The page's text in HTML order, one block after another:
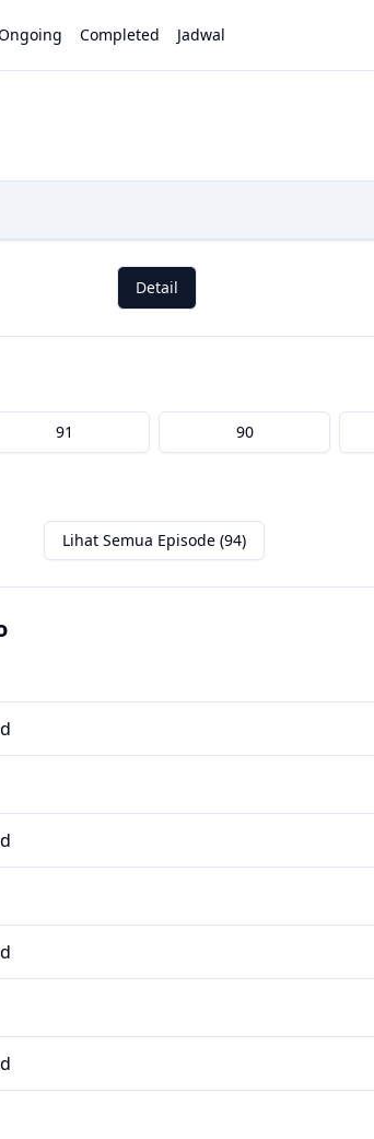
Completed Jadwal
Detail
91 90
Lihat Semua Episode (94)